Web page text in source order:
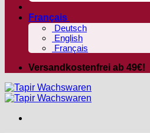
Français
Deutsch
English
Français
Versandkostenfrei ab 49€!